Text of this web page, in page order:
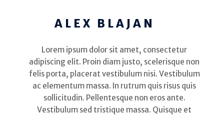
ALEX BLAJAN
Lorem ipsum dolor sit amet, consectetur
adipiscing elit. Proin diam justo, scelerisque non
felis porta, placerat vestibulum nisi. Vestibulum
ac elementum massa. In rutrum quis risus quis
sollicitudin. Pellentesque non eros ante.
Vestibulum sed tristique massa. Quisque et